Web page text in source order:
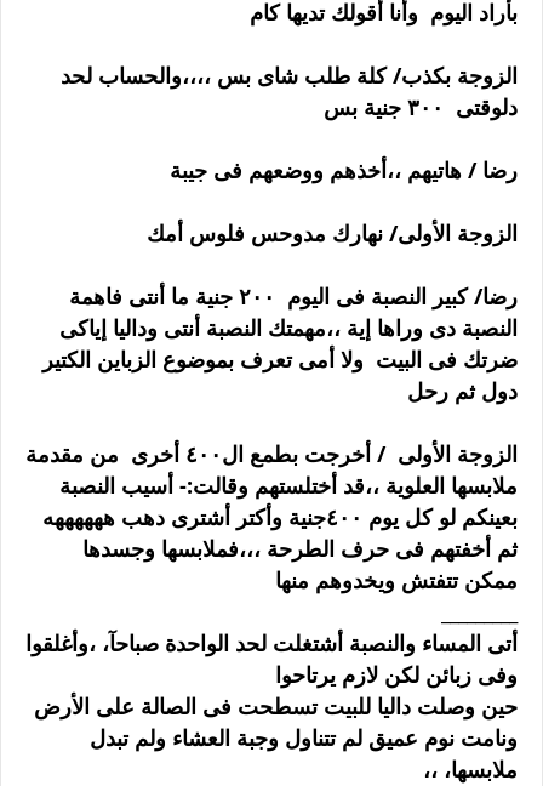
بأراد اليوم وأنا أقولك تديها كام
الزوجة بكذب/ كلة طلب شاى بس ،،،،والحساب لحد
دلوقتى ٣٠٠ جنية بس
رضا / هاتيهم ،،أخذهم ووضعهم فى جيبة
الزوجة الأولى/ نهارك مدوحس فلوس أمك
رضا/ كبير النصبة فى اليوم ٢٠٠ جنية ما أنتى فاهمة
النصبة دى وراها إية ،،مهمتك النصبة أنتى وداليا إياكى
ضرتك فى البيت ولا أمى تعرف بموضوع الزباين الكتير
دول ثم رحل
الزوجة الأولى / أخرجت بطمع ال٤٠٠ أخرى من مقدمة
ملابسها العلوية ،،قد أختلستهم وقالت:- أسيب النصبة
بعينكم لو كل يوم ٤٠٠جنية وأكتر أشترى دهب ههههههه
ثم أخفتهم فى حرف الطرحة ،،،فملابسها وجسدها
ممكن تتفتش ويخدوهم منها
أتى المساء والنصبة أشتغلت لحد الواحدة صباحآ، ،وأغلقوا
وفى زبائن لكن لازم يرتاحوا
حين وصلت داليا للبيت تسطحت فى الصالة على الأرض
ونامت نوم عميق لم تتناول وجبة العشاء ولم تبدل
ملابسها، ،،